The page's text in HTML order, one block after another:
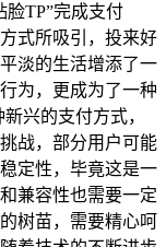
TP”完成支付
式所吸引，投来好
淡的生活增添了一
为，更成为了一种
兴的支付方式，
战，部分用户可能
定性，毕竟这是一
兼容性也需要一定
树苗，需要精心呵